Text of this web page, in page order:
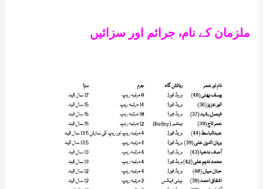
ملزمان کے نام، جرائم اور سزائیں